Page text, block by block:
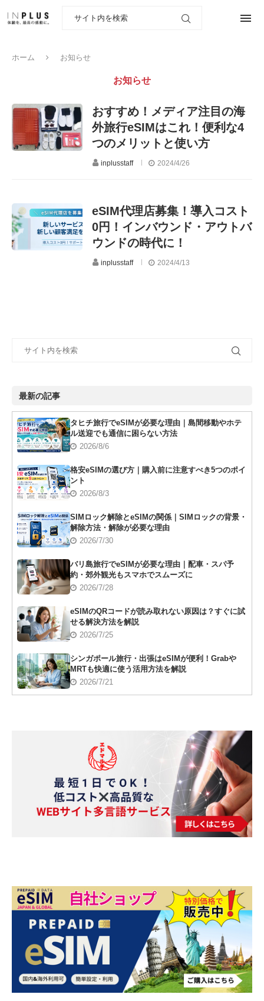
ホーム お知らせ
お知らせ
おすすめ！メディア注目の海
外旅行eSIMはこれ！便利な4
つのメリットと使い方
inplusstaff 2024/4/26
eSIM代理店募集！導入コスト
0円！インバウンド・アウトバ
ウンドの時代に！
inplusstaff 2024/4/13
最新の記事
タヒチ旅行でeSIMが必要な理由｜島間移動やホテ
ル送迎でも通信に困らない方法
2026/8/6
格安eSIMの選び方｜購入前に注意すべき5つのポイ
ント
2026/8/3
SIMロック解除とeSIMの関係｜SIMロックの背景・
解除方法・解除が必要な理由
2026/7/30
バリ島旅行でeSIMが必要な理由｜配車・スパ予
約・郊外観光もスマホでスムーズに
2026/7/28
eSIMのQRコードが読み取れない原因は？すぐに試
せる解決方法を解説
2026/7/25
シンガポール旅行・出張はeSIMが便利！Grabや
MRTも快適に使う活用方法を解説
2026/7/21